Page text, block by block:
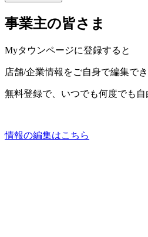
事業主の皆さま
Myタウンページに登録すると
店舗/企業情報をご自身で編集で
無料登録で、いつでも何度でも自
情報の編集はこちら